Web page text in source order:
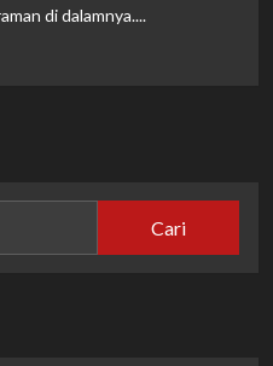
di dalamnya....
Cari